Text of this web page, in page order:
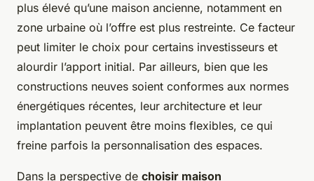
plus élevé qu’une maison ancienne, notamment en
zone urbaine où l’offre est plus restreinte. Ce facteur
peut limiter le choix pour certains investisseurs et
alourdir l’apport initial. Par ailleurs, bien que les
constructions neuves soient conformes aux normes
énergétiques récentes, leur architecture et leur
implantation peuvent être moins flexibles, ce qui
freine parfois la personnalisation des espaces.
Dans la perspective de choisir maison